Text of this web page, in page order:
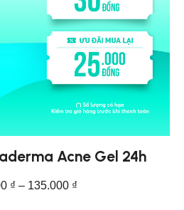
Acne Gel 24h
₫ – 135.000 ₫